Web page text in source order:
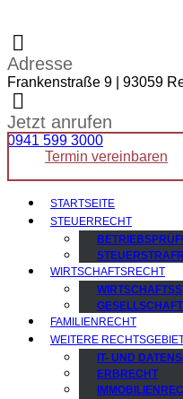
Adresse
Frankenstraße 9 | 93059
Jetzt anrufen
0941 599 3000
Termin vereinbaren
STARTSEITE
STEUERRECHT
WIRTSCHAFTSRECHT
FAMILIENRECHT
WEITERE
IT- UND
ERBRECHT